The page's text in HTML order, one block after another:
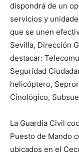
dispondrá de un
servicios y
que se unen
Sevilla, Dirección
destacar:
Seguridad
helicóptero,
Cinológico,
La Guardia Civil
Puesto de Mando
ubicados en el